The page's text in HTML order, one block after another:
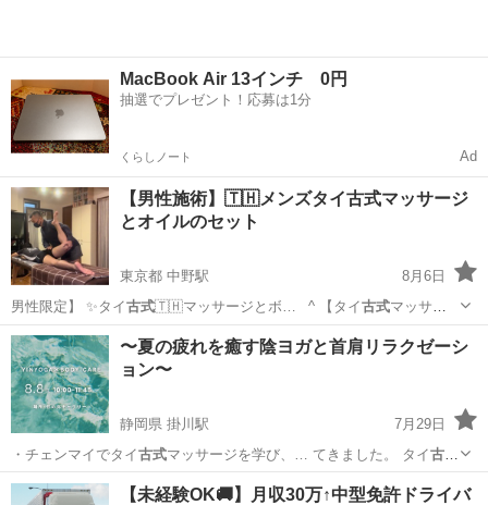
MacBook Air 13インチ 0円
抽選でプレゼント！応募は1分
くらしノート Ad
【男性施術】🇹🇭メンズタイ古式マッサージ
とオイルのセット
東京都 中野駅
8月6日
男性限定】 ✨タイ古式 🇹🇭マッサージとボ… _^ 【タイ古式マッサー
ジ】とは？…
東京 中野区 中野駅 マッサージ タイ式
〜夏の疲れを癒す陰ヨガと首肩リラクゼーシ
ョン〜
静岡県 掛川駅
7月29日
・チェンマイでタイ古式マッサージを学び、… てきました。 タイ古式
マッサージとオース…
静岡 掛川市 掛川駅 美容健康 由佳
【未経験OK🚚】月収30万↑中型免許ドライバ